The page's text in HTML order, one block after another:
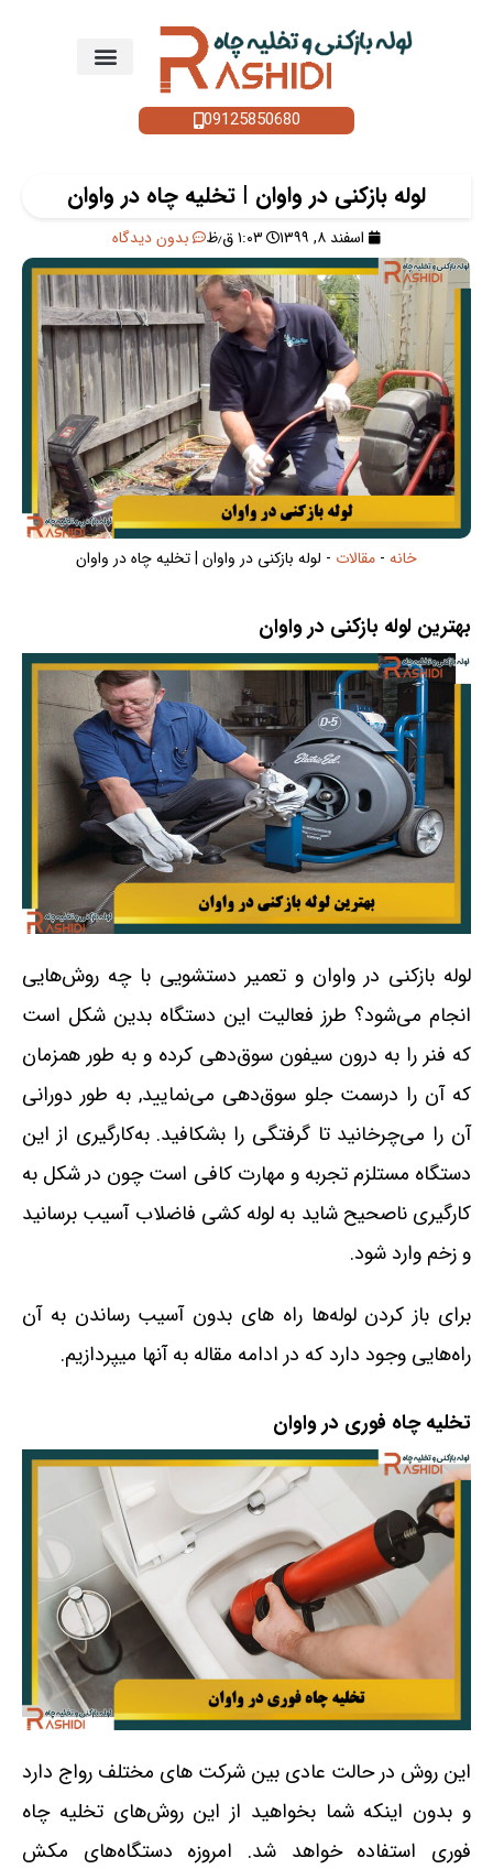
09125850680
لوله بازکنی در واوان | تخلیه چاه در واوان
اسفند ۸, ۱۳۹۹ ۱:۰۳ ق٫ظ بدون دیدگاه
خانه - مقالات - لوله بازکنی در واوان | تخلیه چاه در واوان
بهترین لوله بازکنی در واوان
لوله بازکنی در واوان و تعمیر دستشویی با چه روش‌هایی
انجام می‌شود؟ طرز فعالیت این دستگاه بدین شکل است
که فنر را به درون سیفون سوق‌دهی کرده و به طور همزمان
که آن را درسمت جلو سوق‌دهی می‌نمایید, به طور دورانی
آن را می‌چرخانید تا گرفتگی را بشکافید. به‌کارگیری از این
دستگاه مستلزم تجربه و مهارت کافی است چون در شکل به
کارگیری ناصحیح شاید به لوله کشی فاضلاب آسیب برسانید
و زخم وارد شود.
برای باز کردن لوله‌ها راه های بدون آسیب رساندن به آن
راه‌هایی وجود دارد که در ادامه مقاله به آنها میپردازیم.
تخلیه چاه فوری در واوان
این روش در حالت عادی بین شرکت های مختلف رواج دارد
و بدون اینکه شما بخواهید از این روش‌های تخلیه چاه
فوری استفاده خواهد شد. امروزه دستگاه‌های مکش